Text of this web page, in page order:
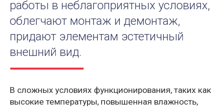
работы в неблагоприятных условиях,
облегчают монтаж и демонтаж,
придают элементам эстетичный
внешний вид.
В сложных условиях функционирования, таких как
высокие температуры, повышенная влажность,